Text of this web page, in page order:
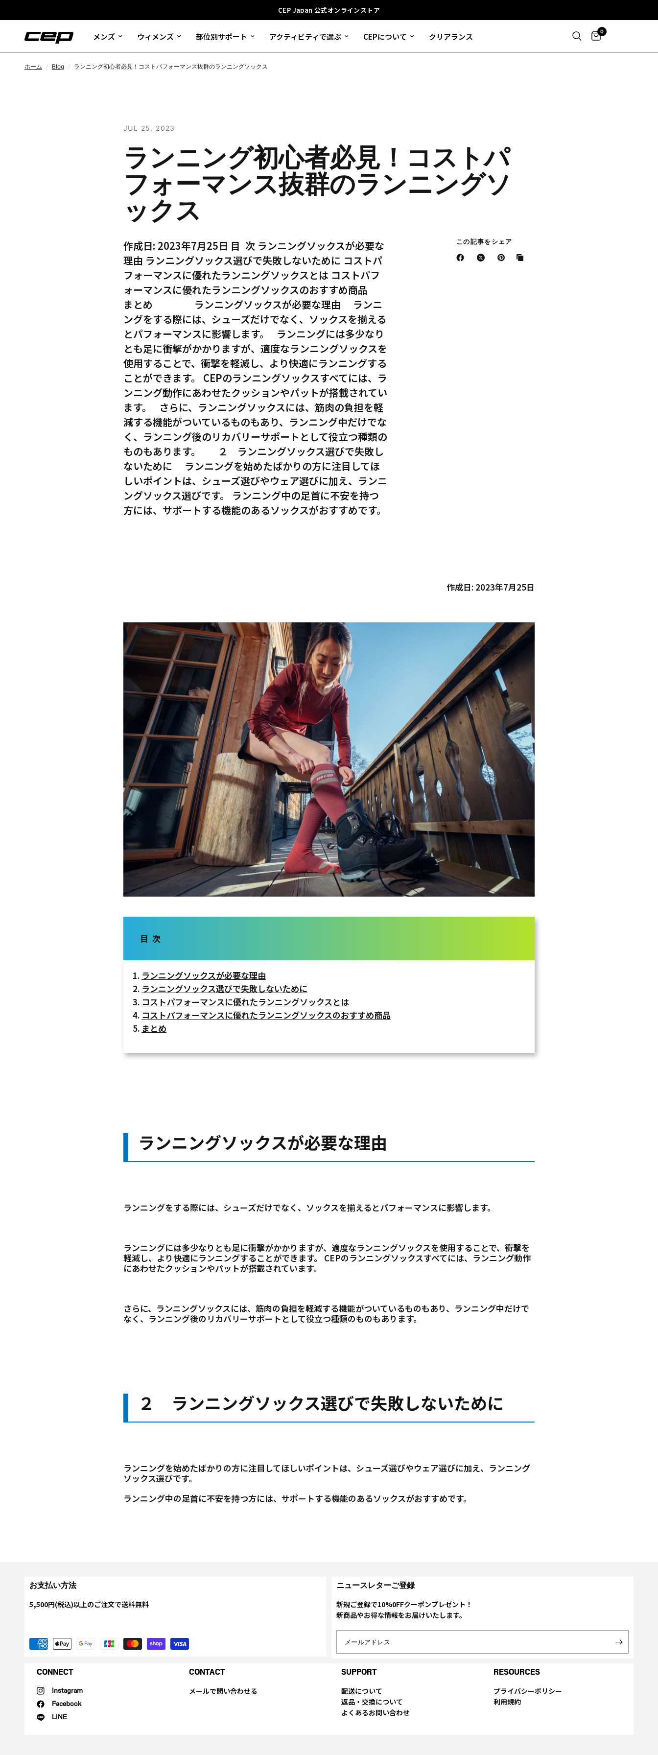
CEP Japan 公式オンラインストア
メンズ ウィメンズ 部位別サポート アクティビティで選ぶ CEPについて クリアランス 0
ホーム / Blog / ランニング初心者必見！コストパフォーマンス抜群のランニングソックス
JUL 25, 2023
ランニング初心者必見！コストパ
フォーマンス抜群のランニングソ
ックス
作成日: 2023年7月25日 目 次 ランニングソックスが必要な
理由 ランニングソックス選びで失敗しないために コストパ
フォーマンスに優れたランニングソックスとは コストパフ
ォーマンスに優れたランニングソックスのおすすめ商品
まとめ ランニングソックスが必要な理由 ランニ
ングをする際には、シューズだけでなく、ソックスを揃える
とパフォーマンスに影響します。 ランニングには多少なり
とも足に衝撃がかかりますが、適度なランニングソックスを
使用することで、衝撃を軽減し、より快適にランニングする
ことができます。 CEPのランニングソックスすべてには、ラ
ンニング動作にあわせたクッションやパットが搭載されてい
ます。 さらに、ランニングソックスには、筋肉の負担を軽
減する機能がついているものもあり、ランニング中だけでな
く、ランニング後のリカバリーサポートとして役立つ種類の
ものもあります。 ２ ランニングソックス選びで失敗し
ないために ランニングを始めたばかりの方に注目してほ
しいポイントは、シューズ選びやウェア選びに加え、ランニ
ングソックス選びです。 ランニング中の足首に不安を持つ
方には、サポートする機能のあるソックスがおすすめです。
この記事をシェア
作成日: 2023年7月25日
目 次
ランニングソックスが必要な理由
ランニングソックス選びで失敗しないために
コストパフォーマンスに優れたランニングソックスとは
コストパフォーマンスに優れたランニングソックスのおすすめ商品
まとめ
ランニングソックスが必要な理由
ランニングをする際には、シューズだけでなく、ソックスを揃えるとパフォーマンスに影響します。
ランニングには多少なりとも足に衝撃がかかりますが、適度なランニングソックスを使用することで、衝撃を
軽減し、より快適にランニングすることができます。
CEPのランニングソックスすべてには、ランニング動作
にあわせたクッションやパットが搭載されています。
さらに、ランニングソックスには、筋肉の負担を軽減する機能がついているものもあり、ランニング中だけで
なく、ランニング後のリカバリーサポートとして役立つ種類のものもあります。
２ ランニングソックス選びで失敗しないために
ランニングを始めたばかりの方に注目してほしいポイントは、シューズ選びやウェア選びに加え、ランニング
ソックス選びです。
ランニング中の足首に不安を持つ方には、サポートする機能のあるソックスがおすすめです。
お支払い方法
5,500円(税込)以上のご注文で送料無料
ニュースレターご登録
新規ご登録で10%0FFクーポンプレゼント！
新商品やお得な情報をお届けいたします。
メールアドレス
CONNECT
Instagram
Facebook
LINE
CONTACT
メールで問い合わせる
SUPPORT
配送について
返品・交換について
よくあるお問い合わせ
RESOURCES
プライバシーポリシー
利用規約